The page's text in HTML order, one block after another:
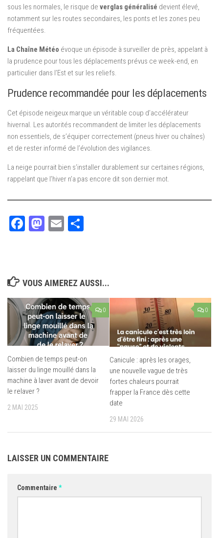
sous les normales, le risque de verglas généralisé devient élevé,
notamment sur les routes secondaires, les ponts et les zones peu
fréquentées.
La Chaîne Météo évoque un épisode à surveiller de près, appelant à
la prudence pour tous les déplacements prévus ce week-end, en
particulier dans l’Est et sur les reliefs.
Prudence recommandée pour les déplacements
Cet épisode neigeux marque un véritable coup d’accélérateur
hivernal. Les autorités recommandent de limiter les déplacements
non essentiels, de s’équiper correctement (pneus hiver ou chaînes)
et de rester informé de l’évolution des vigilances.
La neige pourrait bien s’installer durablement sur certaines régions,
rappelant que l’hiver n’a pas encore dit son dernier mot.
Facebook
Mastodon
Email
VOUS AIMEREZ AUSSI...
0
Combien de temps peut-on
laisser du linge mouillé dans la
machine à laver avant de devoir
le relaver ?
2 MAI 2025
0
Canicule : après les orages,
une nouvelle vague de très
fortes chaleurs pourrait
frapper la France dès cette
date
29 MAI 2026
LAISSER UN COMMENTAIRE
Commentaire *